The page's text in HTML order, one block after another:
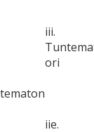
iii.
ori
iie.